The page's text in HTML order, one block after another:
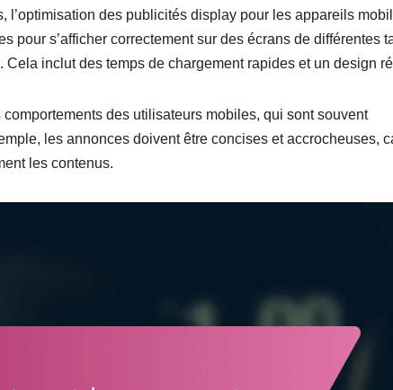
l’optimisation des publicités display pour les appareils
pour s’afficher correctement sur des écrans de différentes
inclut des temps de chargement rapides et un design
des utilisateurs mobiles, qui sont souvent
les annonces doivent être concises et accrocheuses,
les contenus.